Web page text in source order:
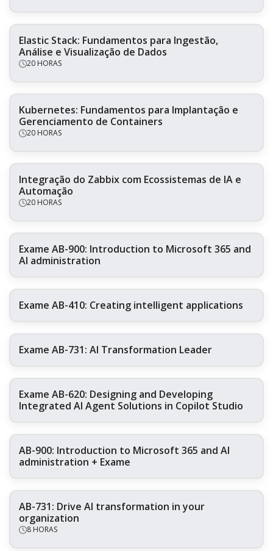
Elastic Stack: Fundamentos para Ingestão,
Análise e Visualização de Dados
20 HORAS
Kubernetes: Fundamentos para Implantação e
Gerenciamento de Containers
20 HORAS
Integração do Zabbix com Ecossistemas de IA e
Automação
20 HORAS
Exame AB-900: Introduction to Microsoft 365 and
AI administration
Exame AB-410: Creating intelligent applications
Exame AB-731: AI Transformation Leader
Exame AB-620: Designing and Developing
Integrated AI Agent Solutions in Copilot Studio
AB-900: Introduction to Microsoft 365 and AI
administration + Exame
AB-731: Drive AI transformation in your
organization
8 HORAS